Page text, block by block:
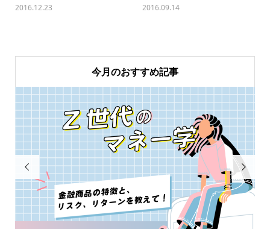
2016.12.23 2016.09.14
今月のおすすめ記事
 